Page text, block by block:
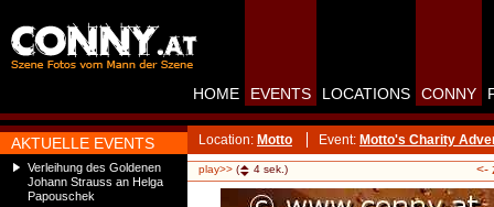
AKTUELLE EVENTS
Verleihung des Goldenen
Johann Strauss an Helga
Papouschek
HOME EVENTS LOCATIONS CONNY
Location: Motto Event: Motto's Charity
play>> ( 4 sek.) <-